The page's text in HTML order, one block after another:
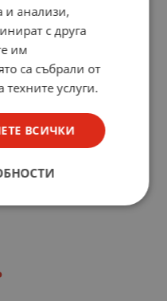
и анализи,
с друга
им
са събрали от
услуги.
ВСИЧКИ